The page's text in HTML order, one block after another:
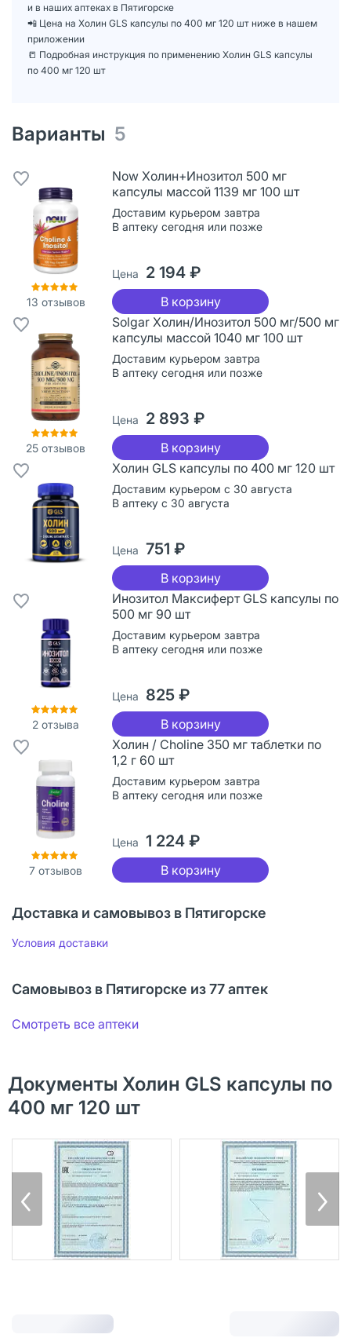
и в наших аптеках в Пятигорске
📲 Цена на Холин GLS капсулы по 400 мг 120 шт ниже в нашем
приложении
📒 Подробная инструкция по применению Холин GLS капсулы
по 400 мг 120 шт
Варианты 5
13 отзывов
Now Холин+Инозитол 500 мг
капсулы массой 1139 мг 100 шт
Доставим курьером завтра
В аптеку сегодня или позже
Цена 2 194 ₽
В корзину
25 отзывов
Solgar Холин/Инозитол 500 мг/500 мг
капсулы массой 1040 мг 100 шт
Доставим курьером завтра
В аптеку сегодня или позже
Цена 2 893 ₽
В корзину
Холин GLS капсулы по 400 мг 120 шт
Доставим курьером с 30 августа
В аптеку с 30 августа
Цена 751 ₽
В корзину
2 отзыва
Инозитол Максиферт GLS капсулы по
500 мг 90 шт
Доставим курьером завтра
В аптеку сегодня или позже
Цена 825 ₽
В корзину
7 отзывов
Холин / Choline 350 мг таблетки по
1,2 г 60 шт
Доставим курьером завтра
В аптеку сегодня или позже
Цена 1 224 ₽
В корзину
Доставка и самовывоз в Пятигорске
Условия доставки
Самовывоз в Пятигорске из 77 аптек
Смотреть все аптеки
Документы Холин GLS капсулы по
400 мг 120 шт